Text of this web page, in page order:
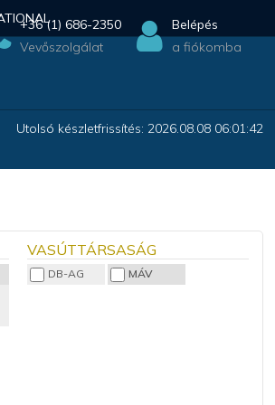
+36 (1) 686-2350
Vevőszolgálat
Belépés
a fiókomba
Utolsó készletfrissítés: 2026.08.08 06:01:42
VASÚTTÁRSASÁG
DB-AG MÁV